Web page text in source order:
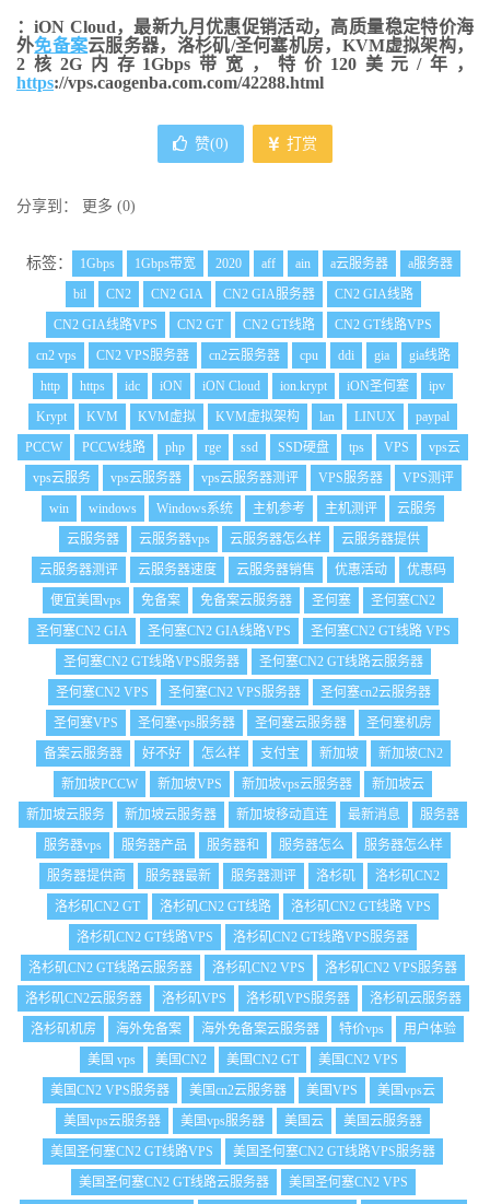
：iON Cloud，最新九月优惠促销活动，高质量稳定特价海
外免备案云服务器，洛杉矶/圣何塞机房，KVM虚拟架构，
2核2G内存1Gbps带宽，特价120美元/年，
https://vps.caogenba.com.com/42288.html
赞(0) 打赏
分享到： 更多 (0)
标签： 1Gbps 1Gbps带宽 2020 aff ain a云服务器
a服务器
bil
CN2 CN2 GIA CN2 GIA服务器
CN2 GIA线路
CN2 GIA线路VPS
CN2 GT CN2 GT线路
CN2 GT线路VPS
cn2 vps
CN2 VPS服务器 cn2云服务器 cpu ddi gia
gia线路
http
https idc iON iON Cloud ion.krypt iON圣何塞
ipv
Krypt
KVM KVM虚拟 KVM虚拟架构 lan LINUX
paypal
PCCW
PCCW线路 php rge ssd SSD硬盘 tps VPS
vps云
vps云服务
vps云服务器 vps云服务器测评 VPS服务器
VPS测评
win
windows Windows系统 主机参考 主机测评
云服务
云服务器
云服务器vps 云服务器怎么样
云服务器提供
云服务器测评
云服务器速度 云服务器销售 优惠活动
优惠码
便宜美国vps
免备案 免备案云服务器 圣何塞
圣何塞CN2
圣何塞CN2 GIA
圣何塞CN2 GIA线路VPS
圣何塞CN2 GT线路 VPS
圣何塞CN2 GT线路VPS服务器
圣何塞CN2 GT线路云服务器
圣何塞CN2 VPS
圣何塞CN2 VPS服务器
圣何塞cn2云服务器
圣何塞VPS
圣何塞vps服务器 圣何塞云服务器
圣何塞机房
备案云服务器
好不好 怎么样 支付宝 新加坡
新加坡CN2
新加坡PCCW
新加坡VPS 新加坡vps云服务器
新加坡云
新加坡云服务
新加坡云服务器 新加坡移动直连 最新消息
服务器
服务器vps
服务器产品 服务器和 服务器怎么
服务器怎么样
服务器提供商
服务器最新 服务器测评 洛杉矶
洛杉矶CN2
洛杉矶CN2 GT
洛杉矶CN2 GT线路
洛杉矶CN2 GT线路 VPS
洛杉矶CN2 GT线路VPS
洛杉矶CN2 GT线路VPS服务器
洛杉矶CN2 GT线路云服务器
洛杉矶CN2 VPS
洛杉矶CN2 VPS服务器
洛杉矶CN2云服务器
洛杉矶VPS 洛杉矶VPS服务器
洛杉矶云服务器
洛杉矶机房
海外免备案 海外免备案云服务器 特价vps
用户体验
美国 vps
美国CN2 美国CN2 GT
美国CN2 VPS
美国CN2 VPS服务器
美国cn2云服务器 美国VPS
美国vps云
美国vps云服务器
美国vps服务器 美国云
美国云服务器
美国圣何塞CN2 GT线路VPS
美国圣何塞CN2 GT线路VPS服务器
美国圣何塞CN2 GT线路云服务器
美国圣何塞CN2 VPS